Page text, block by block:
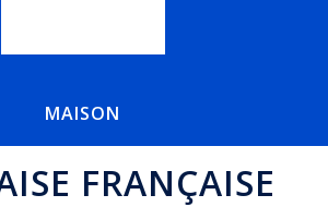
MAISON
FRANÇAISE